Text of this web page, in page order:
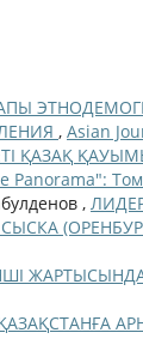
, Asian
ҚАЗАҚ
Panorama":
,